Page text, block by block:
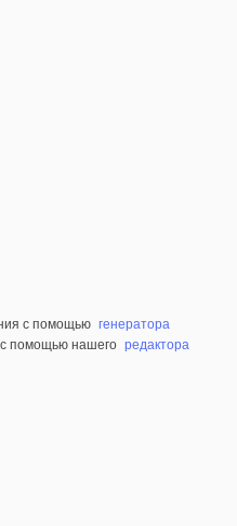
с помощью генератора
с помощью нашего редактора